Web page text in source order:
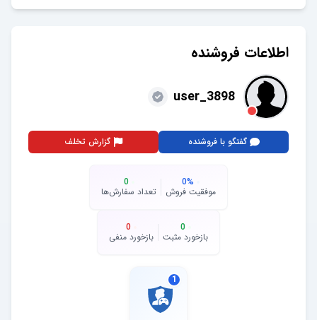
اطلاعات فروشنده
user_3898
گفتگو با فروشنده گزارش تخلف
0%
موفقیت فروش
0
تعداد سفارش‌ها
0
بازخورد مثبت
0
بازخورد منفی
1